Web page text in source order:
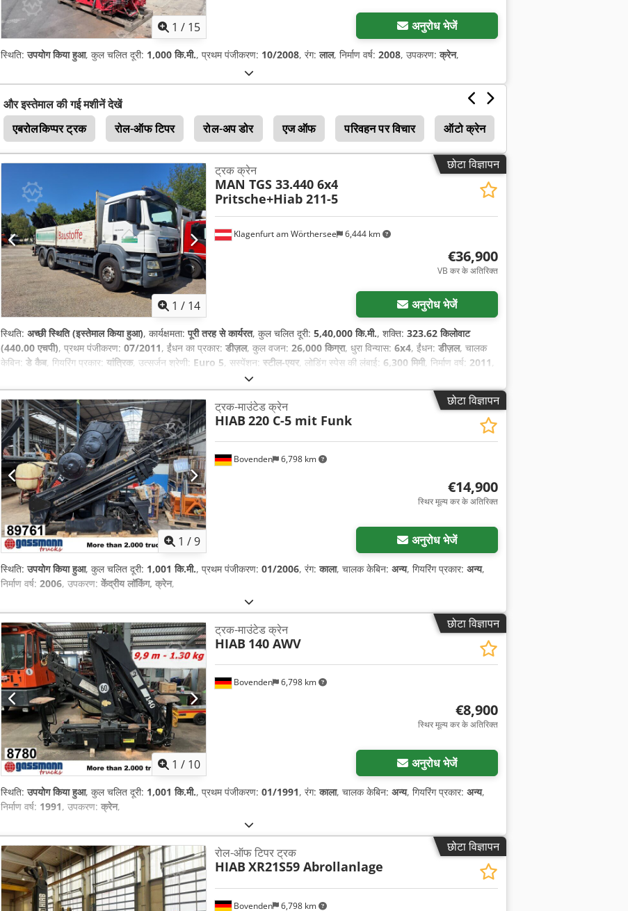
1 / 15 अनुरोध भेजें
स्थिति:उपयोग किया हुआ, कुल चलित दूरी: 1,000 कि.मी., प्रथम पंजीकरण: 10/2008, रंग:लाल, निर्माण वर्ष: 2008, उपकरण:क्रेन,
और इस्तेमाल की गई मशीनें देखें
एबरोलकिप्पर ट्रक
रोल-ऑफ टिपर रोल-अप डोर एज ऑफ परिवहन पर विचार ऑटो क्रेन
छोटा विज्ञापन
1 / 14
Klagenfurt am Wörthersee 6,444 km
ट्रक क्रेन
MAN TGS 33.440 6x4
Pritsche+Hiab 211-5
€36,900
VB कर के अतिरिक्त
अनुरोध भेजें
स्थिति: अच्छी स्थिति (इस्तेमाल किया हुआ), कार्यक्षमता:पूरी तरह से कार्यरत, कुल चलित दूरी: 5,40,000 कि.मी., शक्ति: 323.62 किलोवाट
(440.00 एचपी), प्रथम पंजीकरण: 07/2011, ईंधन का प्रकार: डीज़ल, कुल वजन: 26,000 किग्रा, धुरा विन्यास: 6x4, ईंधन: डीज़ल, चालक
केबिन: डे कैब, गियरिंग प्रकार: यांत्रिक, उत्सर्जन श्रेणी: Euro 5, सस्पेंशन: स्टील-एयर, लोडिंग स्पेस की लंबाई: 6,300 मिमी, निर्माण वर्ष: 2011,
एबीएस, क्रूज़ नियंत्रण, क्रेन, डिफरेंशियल लॉक, हाइड्रोलिक्स,
छोटा विज्ञापन
1 /9
Bovenden 6,798 km
ट्रक-माउंटेड क्रेन
HIAB 220 C-5 mit Funk
€14,900
स्थिर मूल्य कर के अतिरिक्त
अनुरोध भेजें
स्थिति:उपयोग किया हुआ, कुल चलित दूरी: 1,001 कि.मी., प्रथम पंजीकरण: 01/2006, रंग:काला, चालक केबिन: अन्य, गियरिंग प्रकार: अन्य,
निर्माण वर्ष: 2006, उपकरण: केंद्रीय लॉकिंग, क्रेन,
छोटा विज्ञापन
1 / 10
Bovenden 6,798 km
ट्रक-माउंटेड क्रेन
HIAB 140 AWV
€8,900
स्थिर मूल्य कर के अतिरिक्त
अनुरोध भेजें
स्थिति:उपयोग किया हुआ, कुल चलित दूरी: 1,001 कि.मी., प्रथम पंजीकरण: 01/1991, रंग:काला, चालक केबिन: अन्य, गियरिंग प्रकार: अन्य,
निर्माण वर्ष: 1991, उपकरण: क्रेन,
छोटा विज्ञापन
Bovenden 6,798 km
रोल-ऑफ टिपर ट्रक
HIAB XR21S59 Abrollanlage